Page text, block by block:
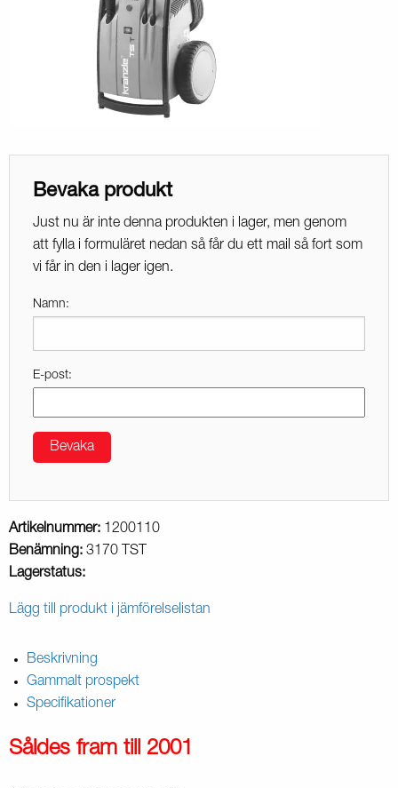
Bevaka produkt
Just nu är inte denna produkten i lager, men genom
att fylla i formuläret nedan så får du ett mail så fort som
vi får in den i lager igen.
Namn:
E-post:
Bevaka
Artikelnummer: 1200110
Benämning: 3170 TST
Lagerstatus:
Lägg till produkt i jämförelselistan
Beskrivning
Gammalt prospekt
Specifikationer
Såldes fram till 2001